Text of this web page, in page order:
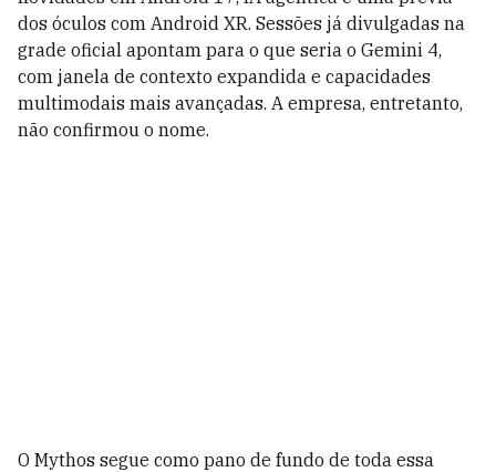
dos óculos com Android XR. Sessões já divulgadas na
grade oficial apontam para o que seria o Gemini 4,
com janela de contexto expandida e capacidades
multimodais mais avançadas. A empresa, entretanto,
não confirmou o nome.
O Mythos segue como pano de fundo de toda essa